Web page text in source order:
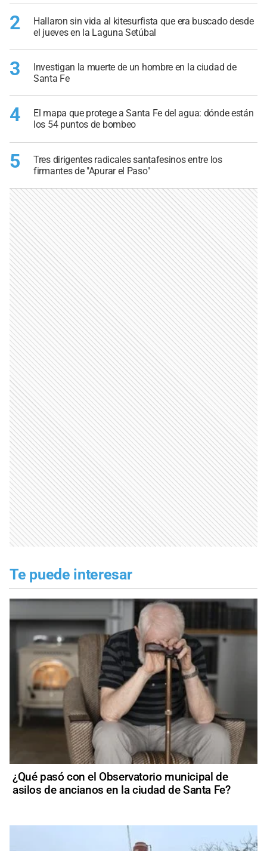
2
Hallaron sin vida al kitesurfista que era buscado desde
el jueves en la Laguna Setúbal
3
Investigan la muerte de un hombre en la ciudad de
Santa Fe
4
El mapa que protege a Santa Fe del agua: dónde están
los 54 puntos de bombeo
5
Tres dirigentes radicales santafesinos entre los
firmantes de "Apurar el Paso"
Te puede interesar
¿Qué pasó con el Observatorio municipal de
asilos de ancianos en la ciudad de Santa Fe?